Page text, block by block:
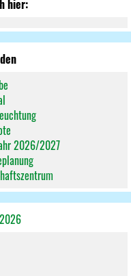
hier:
2026/2027